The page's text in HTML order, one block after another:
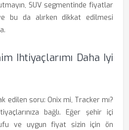
SUV segmentinde fiyatlar
bu da alırken dikkat edilmesi
Ihtiyaçlarımı Daha Iyi
edilen soru: Onix mi, Tracker mı?
bağlı. Eğer şehir içi
ve uygun fiyat sizin için ön